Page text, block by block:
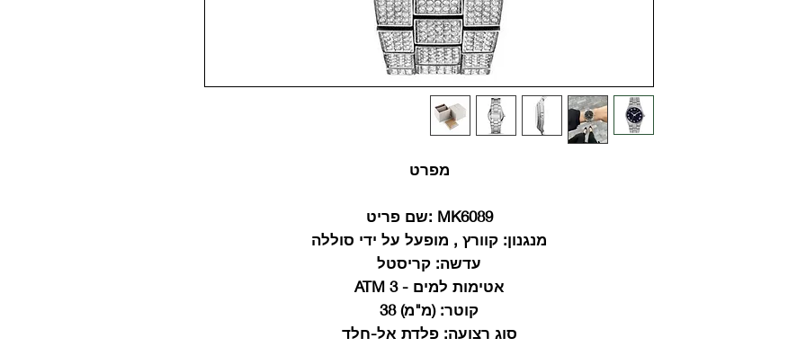
מפרט
MK6089 :שם פריט
מנגנון: קוורץ , מופעל על ידי סוללה
עדשה: קריסטל
אטימות למים - 3 ATM
קוטר: (מ"מ) 38
סוג רצועה:פלדת אל-חלד